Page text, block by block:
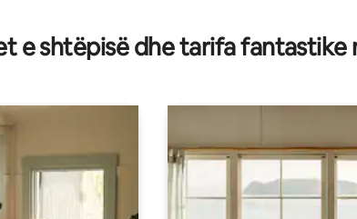
e shtëpisë dhe tarifa fantastike